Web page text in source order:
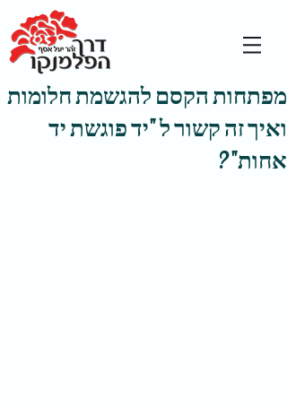
מפתחות הקסם להגשמת חלומות
ואיך זה קשור ל "יד פוגשת יד
אחות" ?